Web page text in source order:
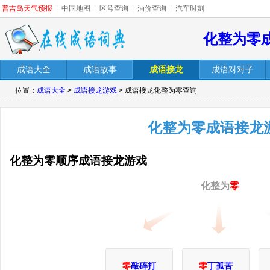
普吉岛天气预报 中国地图 区号查询 油价查询 汽车时刻
化整为零
成语大全 成语故事 成语接龙 成语对对子
位置： 成语大全 > 成语接龙游戏 > 成语接龙化整为零查询
化整为零成语接龙
化整为零顺序成语接龙游戏
化整为零
零敲碎打 零丁孤苦